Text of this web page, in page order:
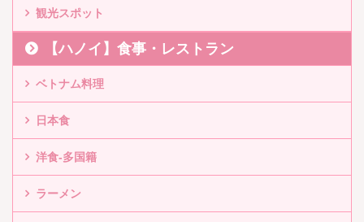
観光スポット
【ハノイ】食事・レストラン
ベトナム料理
日本食
洋食-多国籍
ラーメン